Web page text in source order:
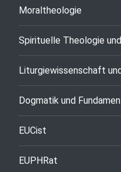
Moraltheologie
Spirituelle Theologie
Liturgiewissenschaft
Dogmatik und
EUCist
EUPHRat